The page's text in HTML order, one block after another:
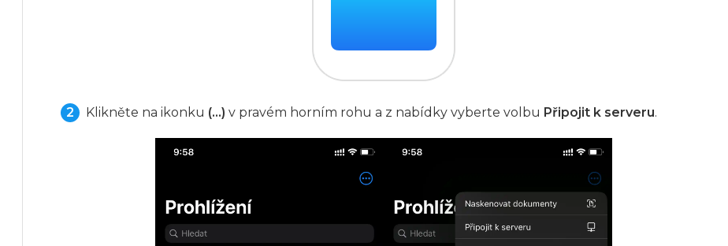
Klikněte na ikonku (...) v pravém horním rohu a z nabídky vyberte volbu Připojit k serveru.